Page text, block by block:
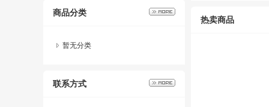
商品分类
暂无分类
联系方式
热卖商品